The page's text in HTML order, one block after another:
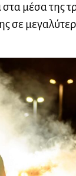
μέσα της
σε